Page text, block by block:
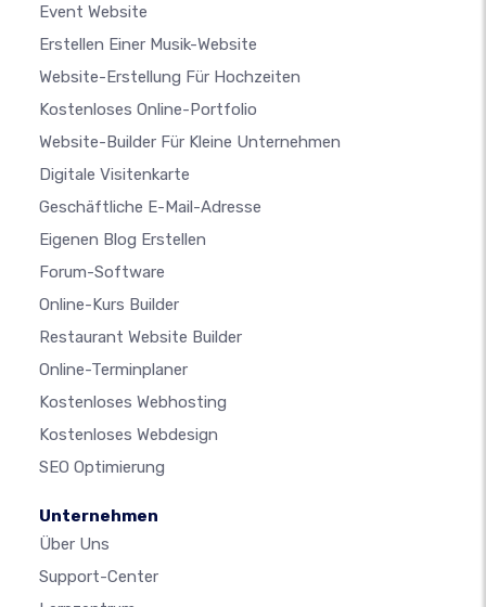
Event Website
Erstellen Einer Musik-Website
Website-Erstellung Für Hochzeiten
Kostenloses Online-Portfolio
Website-Builder Für Kleine Unternehmen
Digitale Visitenkarte
Geschäftliche E-Mail-Adresse
Eigenen Blog Erstellen
Forum-Software
Online-Kurs Builder
Restaurant Website Builder
Online-Terminplaner
Kostenloses Webhosting
Kostenloses Webdesign
SEO Optimierung
Unternehmen
Über Uns
Support-Center